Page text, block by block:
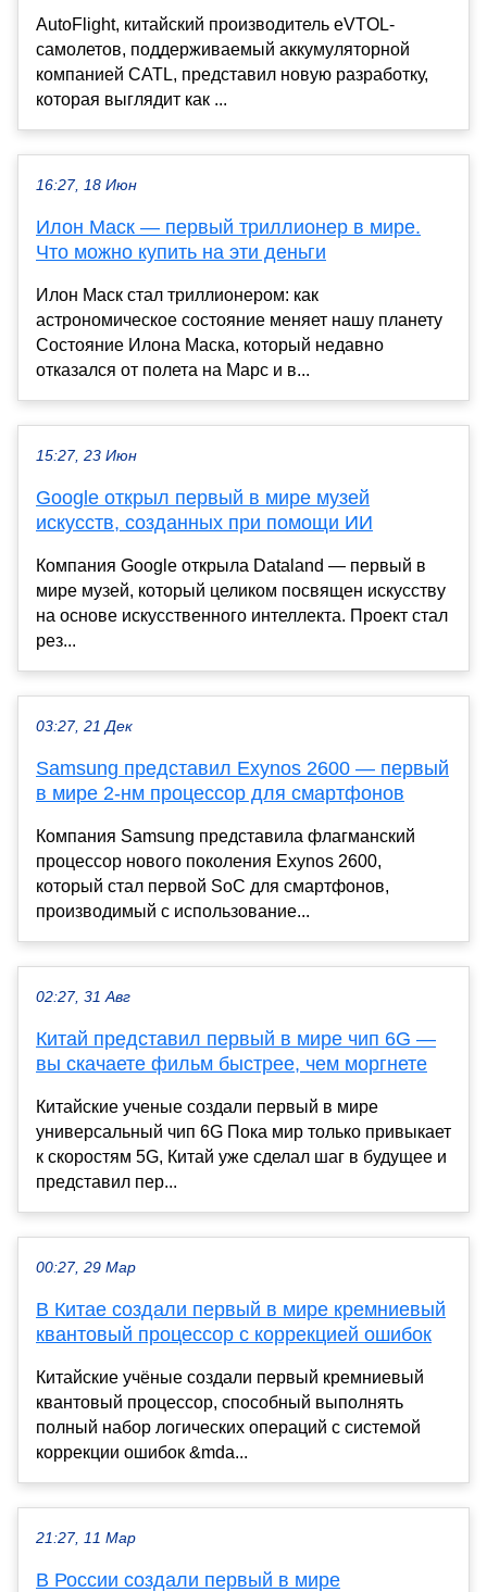
AutoFlight, китайский производитель eVTOL-
самолетов, поддерживаемый аккумуляторной
компанией CATL, представил новую разработку,
которая выглядит как ...
16:27, 18 Июн
Илон Маск — первый триллионер в мире.
Что можно купить на эти деньги
Илон Маск стал триллионером: как
астрономическое состояние меняет нашу планету
Состояние Илона Маска, который недавно
отказался от полета на Марс и в...
15:27, 23 Июн
Google открыл первый в мире музей
искусств, созданных при помощи ИИ
Компания Google открыла Dataland — первый в
мире музей, который целиком посвящен искусству
на основе искусственного интеллекта. Проект стал
рез...
03:27, 21 Дек
Samsung представил Exynos 2600 — первый
в мире 2-нм процессор для смартфонов
Компания Samsung представила флагманский
процессор нового поколения Exynos 2600,
который стал первой SoC для смартфонов,
производимый с использование...
02:27, 31 Авг
Китай представил первый в мире чип 6G —
вы скачаете фильм быстрее, чем моргнете
Китайские ученые создали первый в мире
универсальный чип 6G Пока мир только привыкает
к скоростям 5G, Китай уже сделал шаг в будущее и
представил пер...
00:27, 29 Мар
В Китае создали первый в мире кремниевый
квантовый процессор с коррекцией ошибок
Китайские учёные создали первый кремниевый
квантовый процессор, способный выполнять
полный набор логических операций с системой
коррекции ошибок &mda...
21:27, 11 Мар
В России создали первый в мире